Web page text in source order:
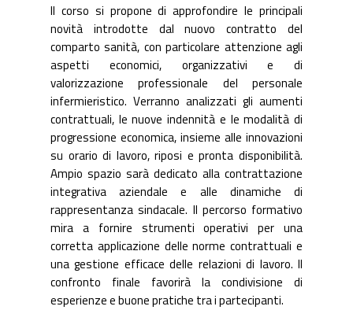
Il corso si propone di approfondire le principali
novità introdotte dal nuovo contratto del
comparto sanità, con particolare attenzione agli
aspetti economici, organizzativi e di
valorizzazione professionale del personale
infermieristico. Verranno analizzati gli aumenti
contrattuali, le nuove indennità e le modalità di
progressione economica, insieme alle innovazioni
su orario di lavoro, riposi e pronta disponibilità.
Ampio spazio sarà dedicato alla contrattazione
integrativa aziendale e alle dinamiche di
rappresentanza sindacale. Il percorso formativo
mira a fornire strumenti operativi per una
corretta applicazione delle norme contrattuali e
una gestione efficace delle relazioni di lavoro. Il
confronto finale favorirà la condivisione di
esperienze e buone pratiche tra i partecipanti.